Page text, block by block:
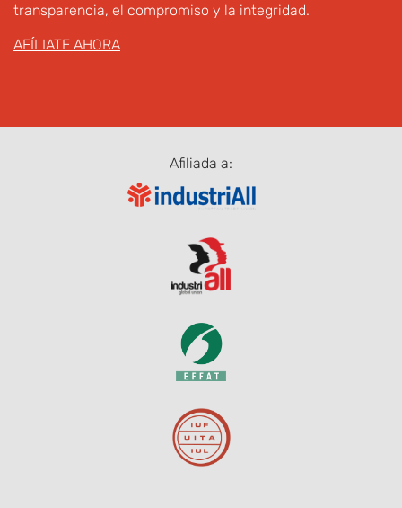
transparencia, el compromiso y la integridad.
AFÍLIATE AHORA
Afiliada a: